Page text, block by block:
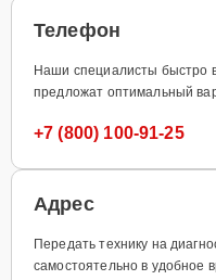
Телефон
Наши специалисты быстро
предложат оптимальный
+7 (800) 100-91-25
Адрес
Передать технику на
самостоятельно в удобное